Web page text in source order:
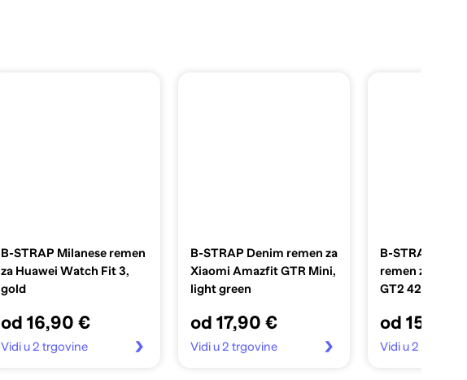
B-STRAP Milanese remen
za Huawei Watch Fit 3,
gold
od 16,90 €
Vidi u 2 trgovine
B-STRAP Denim remen za
Xiaomi Amazfit GTR Mini,
light green
od 17,90 €
Vidi u 2 trgovine
B-STRAP
remen za
GT2 42mm,
od 15,90
Vidi u 2 trgovine